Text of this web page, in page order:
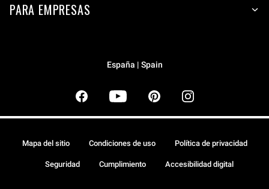
PARA EMPRESAS
España | Spain
Mapa del sitio Condiciones de uso Política de privacidad
Seguridad Cumplimiento Accesibilidad digital